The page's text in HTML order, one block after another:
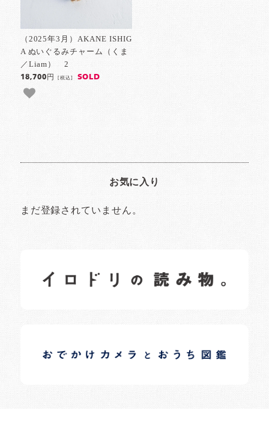
（2025年3月）AKANE ISHIG
A ぬいぐるみチャーム（くま
／Liam） 2
18,700円[税込] SOLD
お気に入り
まだ登録されていません。
日常の様子など随時更新中です。
日常の様子など随時更新中です。